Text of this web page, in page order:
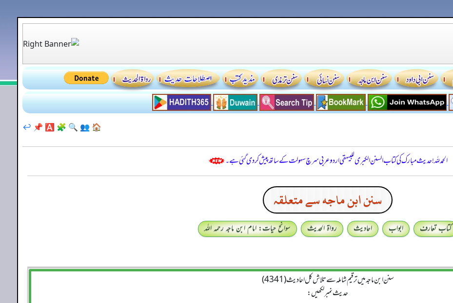
🏠
👥
🔍
🧩
🅰️
📌
↩️
الحمدللہ! حدیث مبارک کی کتاب السنن الكبرى للبيهقي اردو عربی سرچ سہولت کے ساتھ پیش کر دی گئی ہے۔
سنن ابن ماجه سے متعلقہ
کتاب تعارف ابواب احادیث رواۃ الحدیث
سوانح حیات: امام ابن ماجہ رحمہ اللہ
سنن ابن ماجہ میں ترقیم شاملہ سے تلاش کل احادیث (4341)
حدیث نمبر لکھیں: